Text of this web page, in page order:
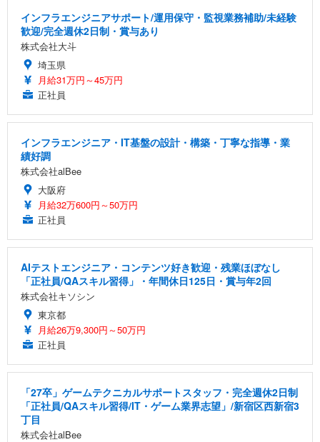
インフラエンジニアサポート/運用保守・監視業務補助/未経験
歓迎/完全週休2日制・賞与あり
株式会社大斗
埼玉県
月給31万円～45万円
正社員
インフラエンジニア・IT基盤の設計・構築・丁寧な指導・業
績好調
株式会社alBee
大阪府
月給32万600円～50万円
正社員
AIテストエンジニア・コンテンツ好き歓迎・残業ほぼなし
「正社員/QAスキル習得」・年間休日125日・賞与年2回
株式会社キソシン
東京都
月給26万9,300円～50万円
正社員
「27卒」ゲームテクニカルサポートスタッフ・完全週休2日制
「正社員/QAスキル習得/IT・ゲーム業界志望」/新宿区西新宿3
丁目
株式会社alBee